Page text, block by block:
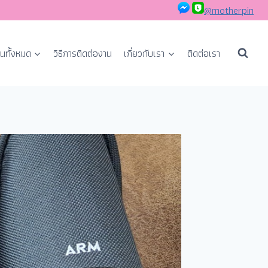
@motherpin
ทั้งหมด วิธีการติดต่องาน เกี่ยวกับเรา ติดต่อเรา